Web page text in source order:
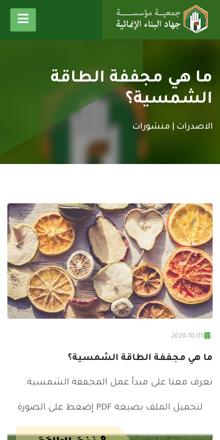
ما هي مجففة الطاقة
الشمسية؟
الاصدرات | منشورات
ما هي مجففة الطاقة الشمسية؟
تعرف معنا على مبدأ عمل المجففة الشمسية.
لتحميل الملف بصيغة PDF إضغط على الصورة